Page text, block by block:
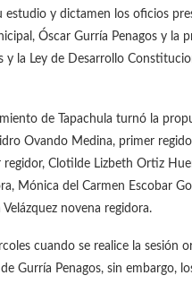
estudio y dictamen los oficios
Óscar Gurría Penagos y la
y la Ley de Desarrollo
de Tapachula turnó la
Ovando Medina, primer
Clotilde Lizbeth Ortiz
Mónica del Carmen Escobar
novena regidora.
cuando se realice la sesión
Gurría Penagos, sin embargo,